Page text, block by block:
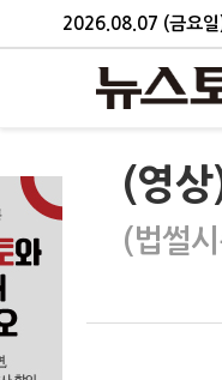
2026.08.07 (금요
(영
(법썰